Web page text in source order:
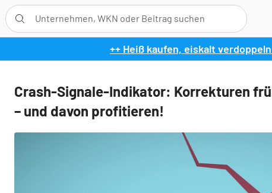
++ Heiß kaufen, eiskalt verdoppeln
Crash-Signale-Indikator: Korrekturen
– und davon profitieren!